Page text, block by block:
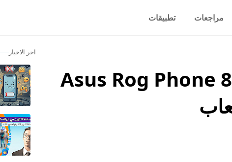
مراجعات تطبيقات
سعر ومواصفات هاتف Asus Rog Phone 8
اخر الاخبار